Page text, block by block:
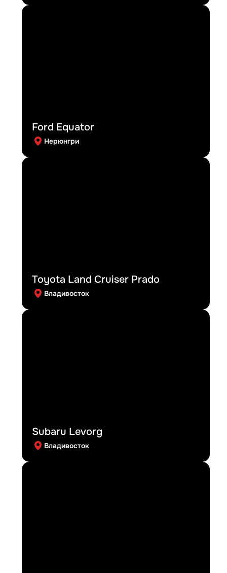
Ford Equator
Нерюнгри
Toyota Land Cruiser Prado
Владивосток
Subaru Levorg
Владивосток